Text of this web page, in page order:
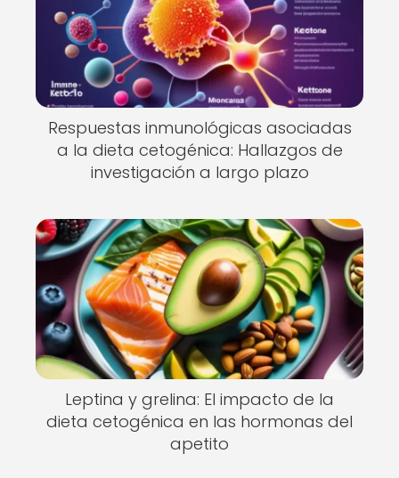
Respuestas inmunológicas asociadas
a la dieta cetogénica: Hallazgos de
investigación a largo plazo
Leptina y grelina: El impacto de la
dieta cetogénica en las hormonas del
apetito